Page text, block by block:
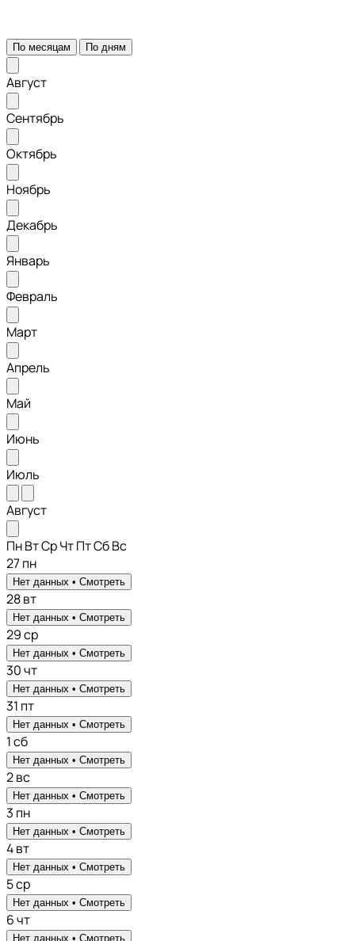
По месяцам По дням
Август
Сентябрь
Октябрь
Ноябрь
Декабрь
Январь
Февраль
Март
Апрель
Май
Июнь
Июль
Август
ПнВтСрЧтПтСбВс
27пн
Нет данных • Смотреть
28вт
Нет данных • Смотреть
29ср
Нет данных • Смотреть
30чт
Нет данных • Смотреть
31 пт
Нет данных • Смотреть
1сб
Нет данных • Смотреть
2вс
Нет данных • Смотреть
3 пн
Нет данных • Смотреть
4вт
Нет данных • Смотреть
5ср
Нет данных • Смотреть
6чт
Нет данных • Смотреть